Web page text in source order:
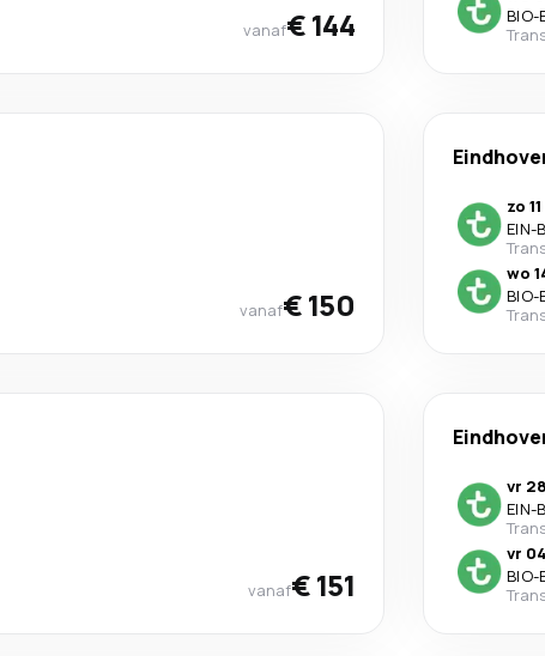
vanaf€ 144
BIO-
vanaf€ 150
zo
EIN-
wo
BIO-
vanaf€ 151
vr
EIN-
vr
BIO-